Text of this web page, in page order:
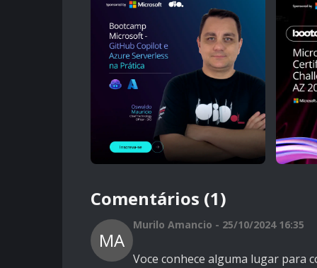
Comentários (1)
MA
Murilo Amancio - 25/10/2024 16:35
Voce conhece alguma lugar para